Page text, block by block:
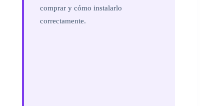
comprar y cómo instalarlo
correctamente.